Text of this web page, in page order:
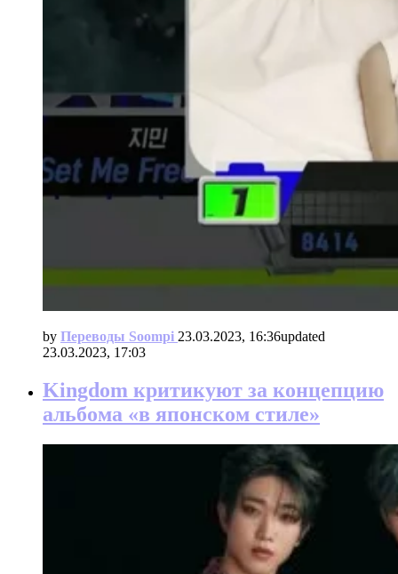
by Переводы Soompi 23.03.2023, 16:36updated
23.03.2023, 17:03
Kingdom критикуют за концепцию
альбома «в японском стиле»